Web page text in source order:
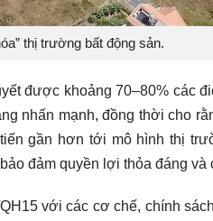
thị trường bất động sản.
được khoảng 70–80% các
nhấn mạnh, đồng thời cho
gần hơn tới mô hình thị
đảm quyền lợi thỏa đáng và
với các cơ chế, chính